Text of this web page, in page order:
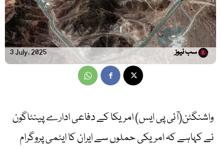
3 July, 2025 سب نیوز
واشنگٹن(آئی پی ایس) امریکا کے دفاعی ادارے پینٹاگون
نے کہاہے کہ امریکی حملوں سے ایران کا ایٹمی پروگرام